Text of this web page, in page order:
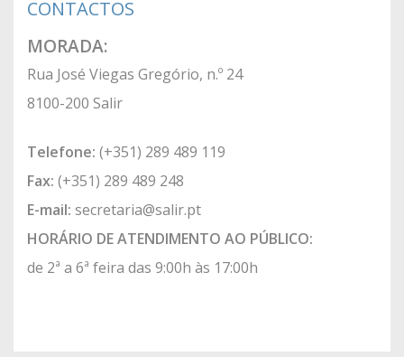
CONTACTOS
MORADA:
Rua José Viegas Gregório, n.º 24
8100-200 Salir
Telefone: (+351) 289 489 119
Fax: (+351) 289 489 248
E-mail: secretaria@salir.pt
HORÁRIO DE ATENDIMENTO AO PÚBLICO:
de 2ª a 6ª feira das 9:00h às 17:00h